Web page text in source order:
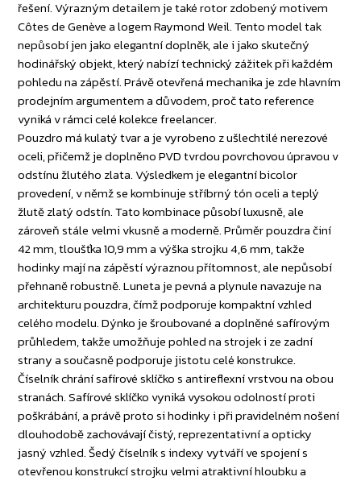
řešení. Výrazným detailem je také rotor zdobený motivem
Côtes de Genève a logem Raymond Weil. Tento model tak
nepůsobí jen jako elegantní doplněk, ale i jako skutečný
hodinářský objekt, který nabízí technický zážitek při každém
pohledu na zápěstí. Právě otevřená mechanika je zde hlavním
prodejním argumentem a důvodem, proč tato reference
vyniká v rámci celé kolekce freelancer.
Pouzdro má kulatý tvar a je vyrobeno z ušlechtilé nerezové
oceli, přičemž je doplněno PVD tvrdou povrchovou úpravou v
odstínu žlutého zlata. Výsledkem je elegantní bicolor
provedení, v němž se kombinuje stříbrný tón oceli a teplý
žlutě zlatý odstín. Tato kombinace působí luxusně, ale
zároveň stále velmi vkusně a moderně. Průměr pouzdra činí
42 mm, tloušťka 10,9 mm a výška strojku 4,6 mm, takže
hodinky mají na zápěstí výraznou přítomnost, ale nepůsobí
přehnaně robustně. Luneta je pevná a plynule navazuje na
architekturu pouzdra, čímž podporuje kompaktní vzhled
celého modelu. Dýnko je šroubované a doplněné safírovým
průhledem, takže umožňuje pohled na strojek i ze zadní
strany a současně podporuje jistotu celé konstrukce.
Číselník chrání safírové sklíčko s antireflexní vrstvou na obou
stranách. Safírové sklíčko vyniká vysokou odolností proti
poškrábání, a právě proto si hodinky i při pravidelném nošení
dlouhodobě zachovávají čistý, reprezentativní a opticky
jasný vzhled. Šedý číselník s indexy vytváří ve spojení s
otevřenou konstrukcí strojku velmi atraktivní hloubku a